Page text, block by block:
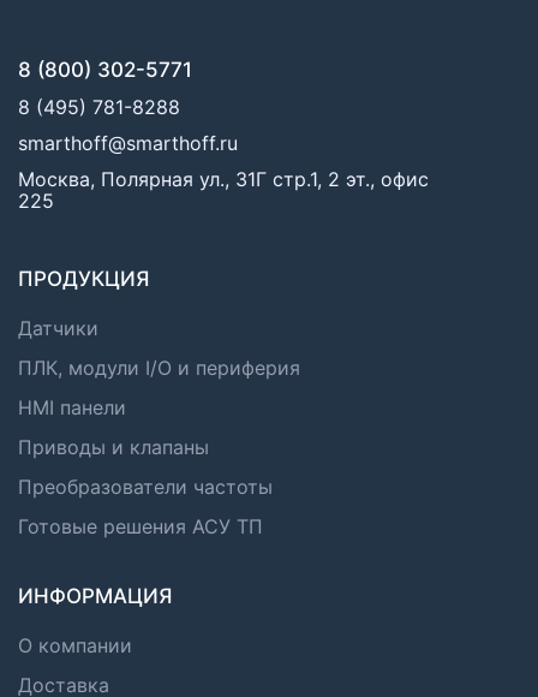
8 (800) 302-5771
8 (495) 781-8288
smarthoff@smarthoff.ru
Москва, Полярная ул., 31Г стр.1, 2 эт., офис
225
ПРОДУКЦИЯ
Датчики
ПЛК, модули I/O и периферия
HMI панели
Приводы и клапаны
Преобразователи частоты
Готовые решения АСУ ТП
ИНФОРМАЦИЯ
О компании
Доставка